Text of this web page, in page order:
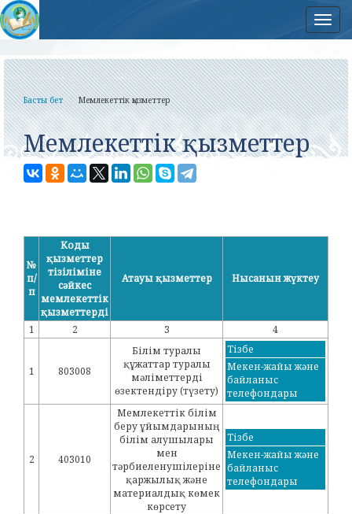
Басты бет Мемлекеттік қызметтер
Мемлекеттік қызметтер
№
п/
п
Коды
қызметтер
тізіліміне
сәйкес
мемлекеттік
қызметтерді
Атауы қызметтер Нысанын жүктеу
1 2 3 4
1 803008
Білім туралы
құжаттар туралы
мәліметтерді
өзектендіру (түзету)
Тізбе
Мекен-жайы және
байланыс
телефондары
2 403010
Мемлекеттік білім
беру ұйымдарының
білім алушылары
мен
тәрбиеленушілеріне
қаржылық және
материалдық көмек
көрсету
Тізбе
Мекен-жайы және
байланыс
телефондары